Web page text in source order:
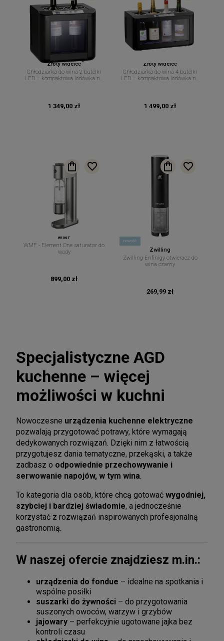
Złoty widelec
Chłodziarka do wina 2 butelki
LED – kompaktowa lodówka na
1 349,00 zł
Złoty widelec
Chłodziarka do wina 4 butelki
LED – kompaktowa lodówka na
1 499,00 zł
WMF
WMF - Element One saturator do
wody
899,00 zł
nowość
Zwilling
Zwilling Enfinigy otwieracz do
wina czarny
269,99 zł
Specjalistyczne AGD
kuchenne – więcej
możliwości w kuchni
Nowoczesne urządzenia kuchenne elektryczne
pozwalają przygotować potrawy, które wymagają
dedykowanych rozwiązań. Dzięki nim z łatwością
przygotujesz dania tematyczne, przekąski, a także
zadbasz o odpowiednie przechowywanie i
serwowanie napojów, w tym wina.
To kategoria dla osób, które chcą gotować wygodniej,
szybciej i bardziej świadomie, a jednocześnie
korzystać z rozwiązań inspirowanych profesjonalną
gastronomią.
W naszej ofercie znajdziesz m.in.:
urządzenia do fondue – idealne na spotkania i
wspólne posiłki
suszarki do żywności – do przygotowania
suszonych owoców, warzyw i grzybów
jajowary – perfekcyjnie ugotowane jajka bez
kontroli czasu